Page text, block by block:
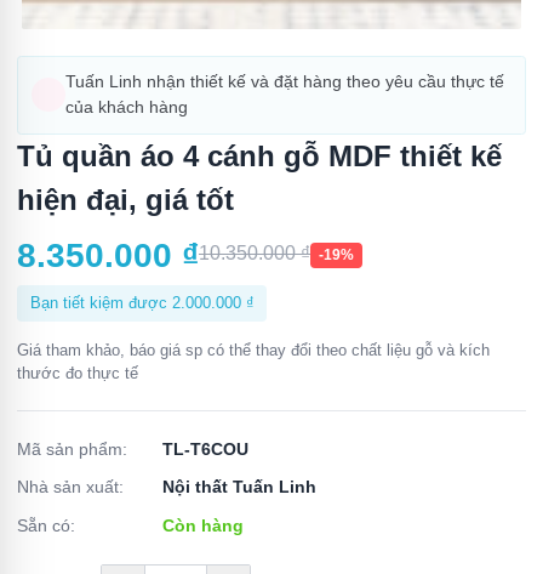
Tuấn Linh nhận thiết kế và đặt hàng theo yêu cầu thực tế
của khách hàng
Tủ quần áo 4 cánh gỗ MDF thiết kế
hiện đại, giá tốt
8.350.000 ₫10.350.000₫ -19%
Bạn tiết kiệm được 2.000.000 ₫
Giá tham khảo, báo giá sp có thể thay đổi theo chất liệu gỗ và kích
thước đo thực tế
Mã sản phẩm:
TL-T6COU
Nhà sản xuất:
Nội thất Tuấn Linh
Sẵn có:
Còn hàng